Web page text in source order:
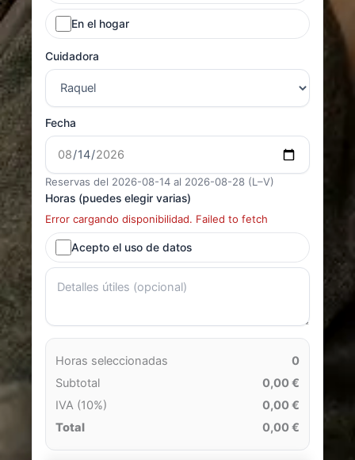
En el hogar
Cuidadora
Fecha
Reservas del 2026-08-14 al 2026-08-28 (L–V)
Horas (puedes elegir varias)
Error cargando disponibilidad. Failed to fetch
Acepto el uso de datos
Horas seleccionadas
0
Subtotal
0,00 €
IVA (10%)
0,00 €
Total
0,00 €